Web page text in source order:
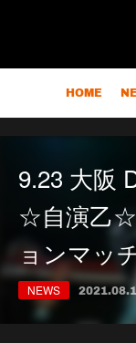
HOME
9.23 大阪
☆自演乙☆
ョンマッ
NEWS